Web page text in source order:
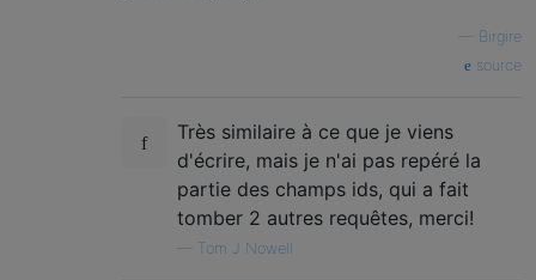
Birgire
source
Très similaire à ce que je viens
d'écrire, mais je n'ai pas repéré la
partie des champs ids, qui a fait
tomber 2 autres requêtes, merci!
Tom J Nowell